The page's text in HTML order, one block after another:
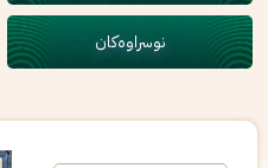
نوسراوەکان